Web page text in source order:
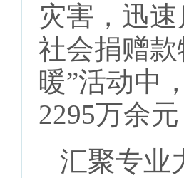
灾害，迅
社会捐赠
暖”活动中
2295万余
汇聚专业